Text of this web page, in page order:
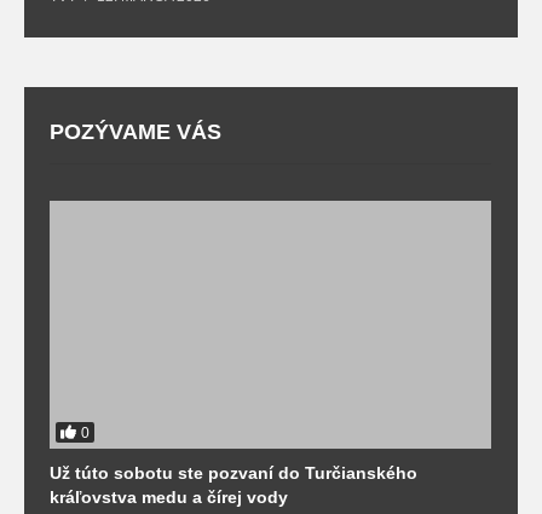
POZÝVAME VÁS
0
Už túto sobotu ste pozvaní do Turčianského
kráľovstva medu a čírej vody